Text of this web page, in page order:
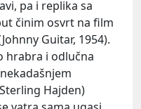
pa i replika sa
činim osvrt na film
Guitar, 1954).
hrabra i odlučna
Hajden)